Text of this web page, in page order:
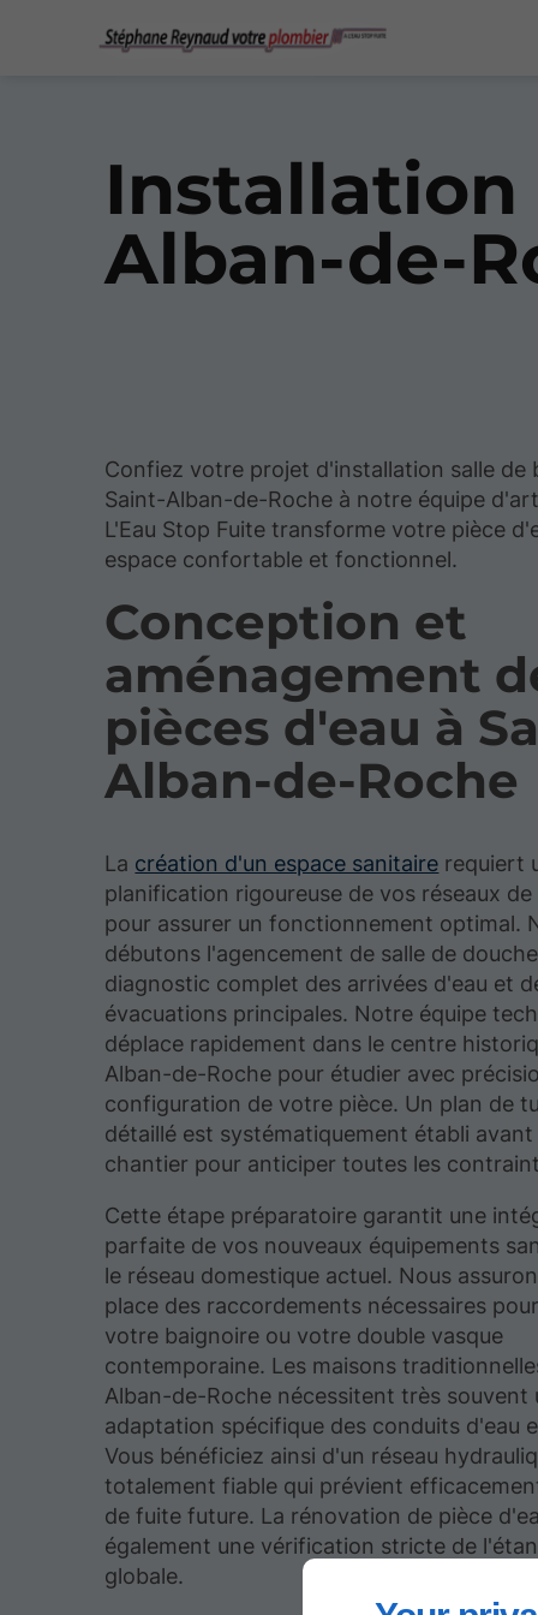
Installation
Alban-de-
Confiez votre projet d'installation salle de
Saint-Alban-de-Roche à notre équipe
L'Eau Stop Fuite transforme votre pièce
espace confortable et fonctionnel.
Conception et
aménagement
pièces d'eau à
Alban-de-Roche
La création d'un espace sanitaire requiert
planification rigoureuse de vos réseaux
pour assurer un fonctionnement optimal.
débutons l'agencement de salle de
diagnostic complet des arrivées d'eau et
évacuations principales. Notre équipe
déplace rapidement dans le centre
Alban-de-Roche pour étudier avec
configuration de votre pièce. Un plan de
détaillé est systématiquement établi avant
chantier pour anticiper toutes les
Cette étape préparatoire garantit une
parfaite de vos nouveaux équipements
le réseau domestique actuel. Nous
place des raccordements nécessaires
votre baignoire ou votre double vasque
contemporaine. Les maisons
Alban-de-Roche nécessitent très souvent
adaptation spécifique des conduits d'eau
Vous bénéficiez ainsi d'un réseau
totalement fiable qui prévient
de fuite future. La rénovation de pièce
également une vérification stricte de
globale.